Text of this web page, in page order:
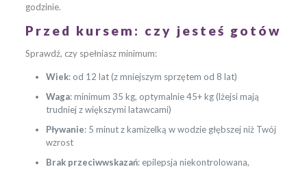
godzinie.
Przed kursem: czy jesteś gotów
Sprawdź, czy spełniasz minimum:
Wiek: od 12 lat (z mniejszym sprzętem od 8 lat)
Waga: minimum 35 kg, optymalnie 45+ kg (lżejsi mają
trudniej z większymi latawcami)
Pływanie: 5 minut z kamizelką w wodzie głębszej niż Twój
wzrost
Brak przeciwwskazań: epilepsja niekontrolowana,